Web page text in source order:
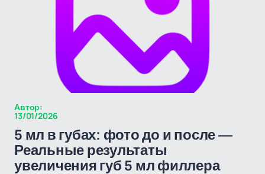
Автор:
13/01/2026
5 мл в губах: фото до и после —
Реальные результаты
увеличения губ 5 мл филлера